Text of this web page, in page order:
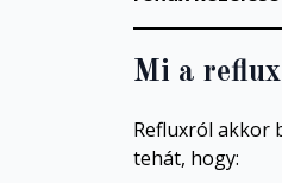
Mi a
Refluxról akkor
tehát, hogy: